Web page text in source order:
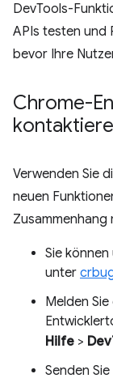
DevTools-
APIs testen und
bevor Ihre
Chrome-
Verwenden Sie
neuen
Sie
unter
Melden
Hilfe >
Senden